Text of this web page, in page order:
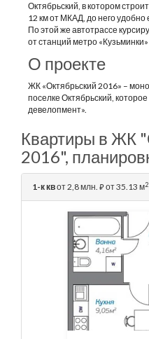
Октябрьский, в котором
12 км от МКАД, до него
По этой же автотрассе
от станций метро
О проекте
ЖК «Октябрьский 2016» –
поселке Октябрьский,
девелопмент».
Квартиры в ЖК
2016",
1-к квот 2,8 млн. ⃏от 35.13 м2